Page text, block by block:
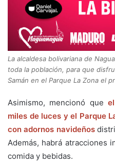
La alcaldesa bolivariana de
toda la población, para que
Samán en el Parque La Zona el
Asimismo, mencionó que
miles de luces y el Parque
con adornos navideños
Además, habrá atracciones
comida y bebidas.